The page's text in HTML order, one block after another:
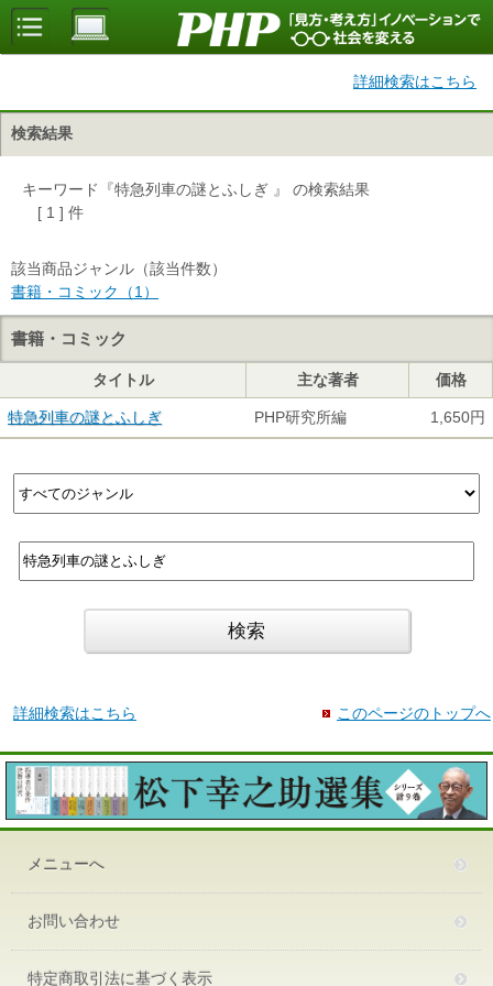
詳細検索はこちら
検索結果
キーワード『特急列車の謎とふしぎ 』 の検索結果
[ 1 ] 件
該当商品ジャンル（該当件数）
書籍・コミック（1）
書籍・コミック
タイトル 主な著者 価格
特急列車の謎とふしぎ PHP研究所編 1,650円
詳細検索はこちら このページのトップへ
メニューへ
お問い合わせ
特定商取引法に基づく表示